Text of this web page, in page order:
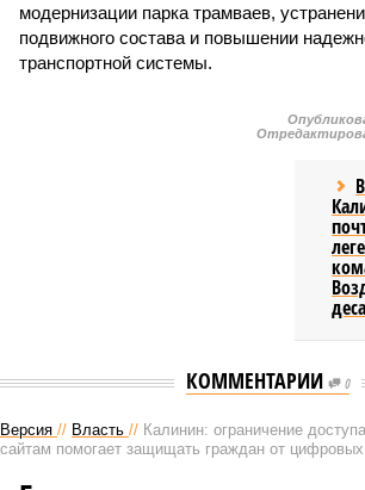
модернизации парка трамваев,
подвижного состава и повышении
транспортной системы.
КОММЕНТАРИИ 0
Версия // Власть // Калинин: ограничение
сайтам помогает защищать граждан от цифровых